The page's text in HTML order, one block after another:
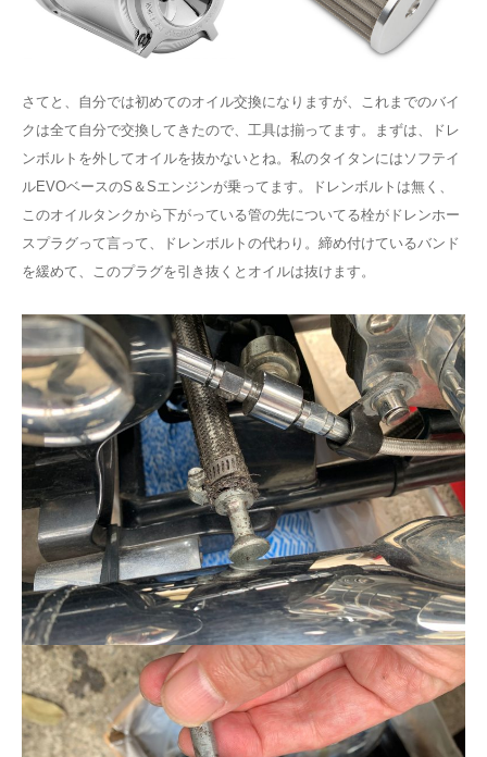
さてと、自分では初めてのオイル交換になりますが、これまでのバイ
クは全て自分で交換してきたので、工具は揃ってます。まずは、ドレ
ンボルトを外してオイルを抜かないとね。私のタイタンにはソフテイ
ルEVOベースのS＆Sエンジンが乗ってます。ドレンボルトは無く、
このオイルタンクから下がっている管の先についてる栓がドレンホー
スプラグって言って、ドレンボルトの代わり。締め付けているバンド
を緩めて、このプラグを引き抜くとオイルは抜けます。